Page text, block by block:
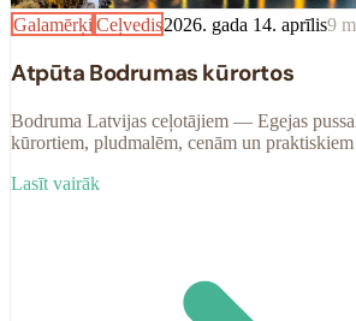
Galamērķi Ceļvedis2026. gada 14. aprīlis9
Atpūta Bodrumas kūrortos
Bodruma Latvijas ceļotājiem — Egejas
kūrortiem, pludmalēm, cenām un
Lasīt vairāk